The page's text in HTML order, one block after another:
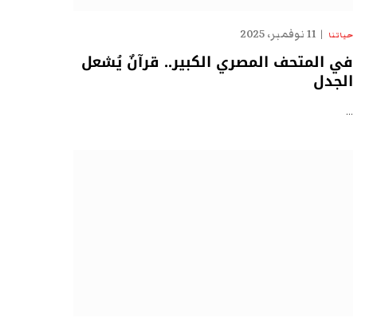
حياتنا 11 نوفمبر، 2025
في المتحف المصري الكبير.. قرآنٌ يُشعل
الجدل
…